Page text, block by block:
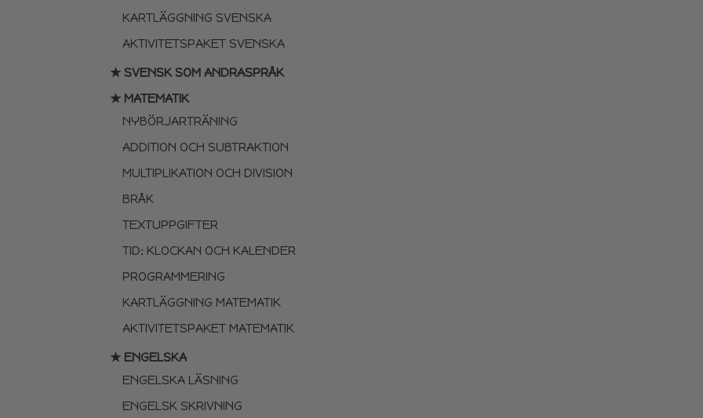
KARTLÄGGNING SVENSKA
AKTIVITETSPAKET SVENSKA
★ SVENSK SOM ANDRASPRÅK
★ MATEMATIK
NYBÖRJARTRÄNING
ADDITION OCH SUBTRAKTION
MULTIPLIKATION OCH DIVISION
BRÅK
TEXTUPPGIFTER
TID: KLOCKAN OCH KALENDER
PROGRAMMERING
KARTLÄGGNING MATEMATIK
AKTIVITETSPAKET MATEMATIK
★ ENGELSKA
ENGELSKA LÄSNING
ENGELSK SKRIVNING